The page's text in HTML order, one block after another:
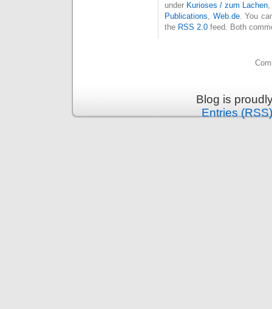
under Kurioses / zum Lachen
Publications, Web.de. You
the RSS 2.0 feed. Both
Blog is
Entries (RSS)